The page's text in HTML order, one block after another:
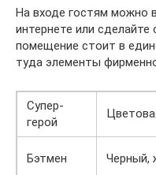
На входе гостям можно
интернете или
помещение стоит в
туда элементы
Супер-
герой
Бэтмен Черный,